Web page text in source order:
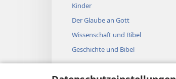
Kinder
Der Glaube an Gott
Wissenschaft und Bibel
Geschichte und Bibel